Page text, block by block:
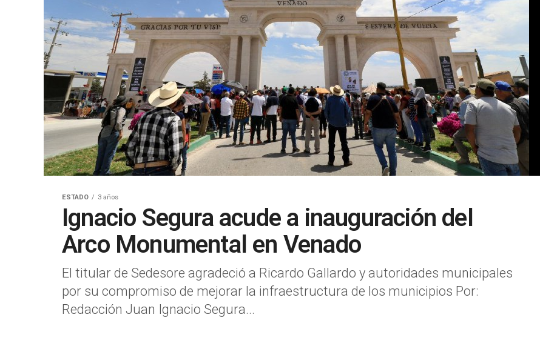
ESTADO 3 años
Ignacio Segura acude a inauguración del
Arco Monumental en Venado
El titular de Sedesore agradeció a Ricardo Gallardo y autoridades municipales
por su compromiso de mejorar la infraestructura de los municipios Por:
Redacción Juan Ignacio Segura...